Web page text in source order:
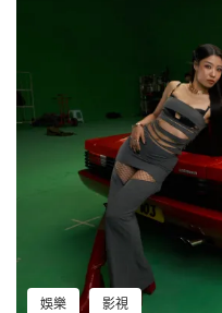
娛樂 影視